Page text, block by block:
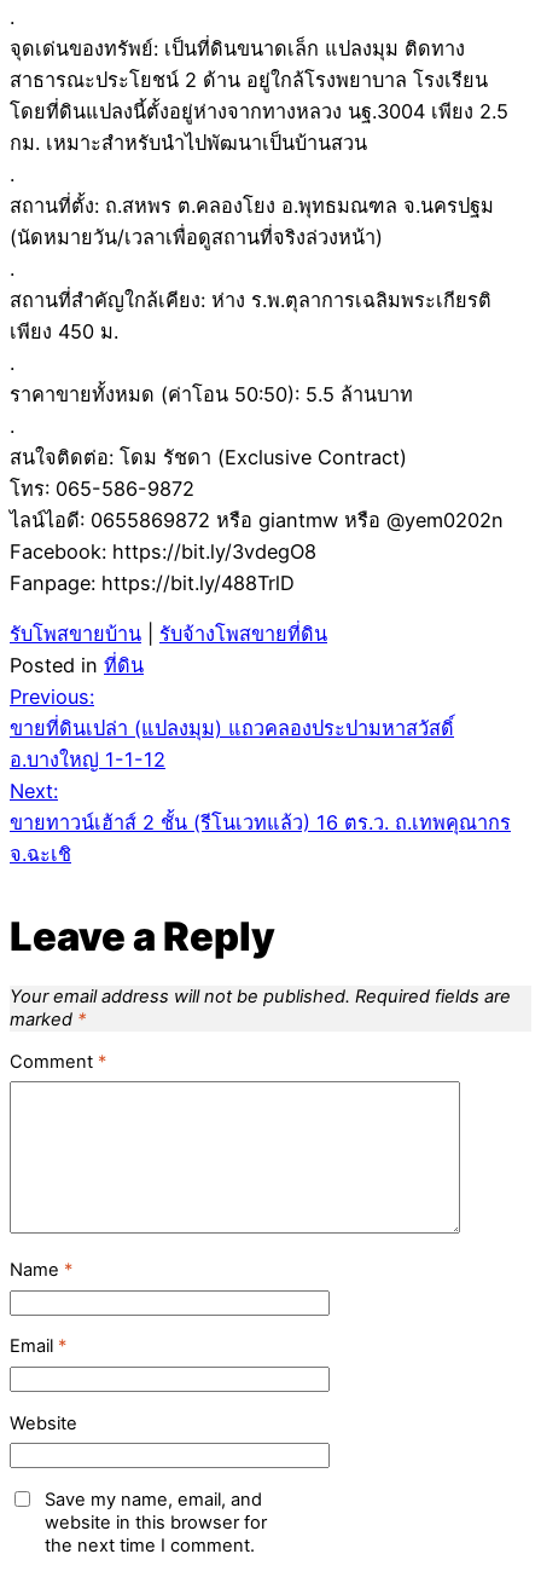
.
จุดเด่นของทรัพย์: เป็นที่ดินขนาดเล็ก แปลงมุม ติดทาง
สาธารณะประโยชน์ 2 ด้าน อยู่ใกล้โรงพยาบาล โรงเรียน
โดยที่ดินแปลงนี้ตั้งอยู่ห่างจากทางหลวง นฐ.3004 เพียง 2.5
กม. เหมาะสำหรับนำไปพัฒนาเป็นบ้านสวน
.
สถานที่ตั้ง: ถ.สหพร ต.คลองโยง อ.พุทธมณฑล จ.นครปฐม
(นัดหมายวัน/เวลาเพื่อดูสถานที่จริงล่วงหน้า)
.
สถานที่สำคัญใกล้เคียง: ห่าง ร.พ.ตุลาการเฉลิมพระเกียรติ
เพียง 450 ม.
.
ราคาขายทั้งหมด (ค่าโอน 50:50): 5.5 ล้านบาท
.
สนใจติดต่อ: โดม รัชดา (Exclusive Contract)
โทร: 065-586-9872
ไลน์ไอดี: 0655869872 หรือ giantmw หรือ @yem0202n
Facebook: https://bit.ly/3vdegO8
Fanpage: https://bit.ly/488TrlD
รับโพสขายบ้าน
รับจ้างโพสขายที่ดิน
Posted in ที่ดิน
Post
navigation
Previous:
ขายที่ดินเปล่า (แปลงมุม) แถวคลองประปามหาสวัสดิ์
อ.บางใหญ่ 1-1-12
Next:
ขายทาวน์เฮ้าส์ 2 ชั้น (รีโนเวทแล้ว) 16 ตร.ว. ถ.เทพคุณากร
จ.ฉะเชิ
Leave a Reply
Your email address will not be published. Required fields are
marked *
Comment *
Name *
Email *
Website
Save my name, email, and
website in this browser for
the next time I comment.